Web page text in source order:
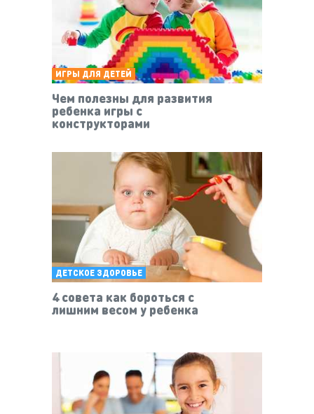
ИГРЫ ДЛЯ ДЕТЕЙ
Чем полезны для развития
ребенка игры с
конструкторами
ДЕТСКОЕ ЗДОРОВЬЕ
4 совета как бороться с
лишним весом у ребенка